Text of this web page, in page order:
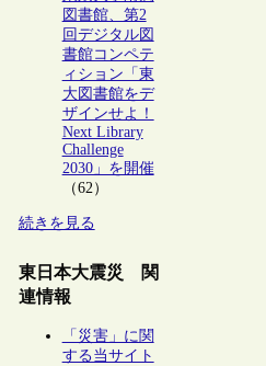
図書館、第2
回デジタル図
書館コンペテ
ィション「東
大図書館をデ
ザインせよ！
Next Library
Challenge
2030」を開催
（62）
続きを見る
東日本大震災 関
連情報
「災害」に関
する当サイト